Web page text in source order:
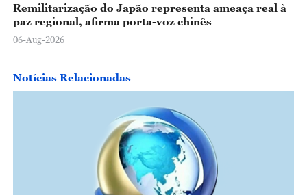
Remilitarização do Japão representa ameaça real à
paz regional, afirma porta-voz chinês
06-Aug-2026
Notícias Relacionadas